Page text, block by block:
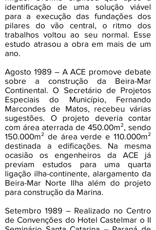
identificação de uma solução viável
para a execução das fundações dos
pilares do vão central, o ritmo dos
trabalhos voltou ao seu normal. Esse
estudo atrasou a obra em mais de um
ano.
Agosto 1989 – A ACE promove debate
sobre a construção da Beira-Mar
Continental. O Secretário de Projetos
Especiais do Município, Fernando
Marcondes de Matos, recebeu várias
sugestões. O projeto deveria contar
com área aterrada de 450.00m², sendo
150.000m² de área verde e 110.000m²
destinada a edificações. Na mesma
ocasião os engenheiros da ACE já
previam estudos para uma quarta
ligação ilha-continente, alargamento da
Beira-Mar Norte Ilha além do projeto
para construção da Marina.
Setembro 1989 – Realizado no Centro
de Convenções do Hotel Castelmar o II